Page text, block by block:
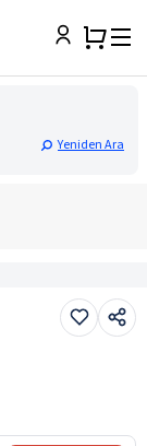
Yeniden Ara